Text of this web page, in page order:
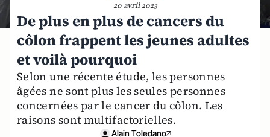
20 avril 2023
De plus en plus de cancers du
côlon frappent les jeunes adultes
et voilà pourquoi
Selon une récente étude, les personnes
âgées ne sont plus les seules personnes
concernées par le cancer du côlon. Les
raisons sont multifactorielles.
Alain Toledano